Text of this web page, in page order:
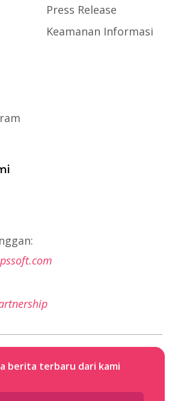
Press Release
Keamanan Informasi
berita terbaru dari kami